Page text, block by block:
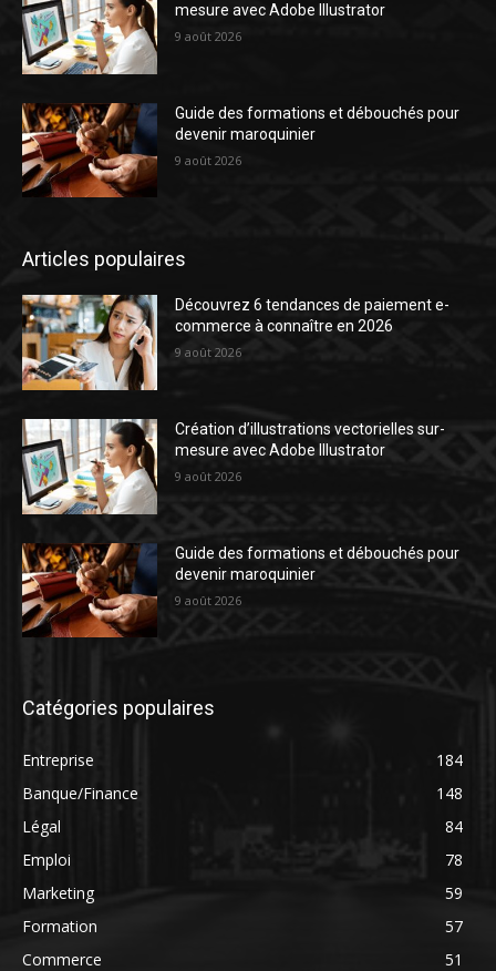
mesure avec Adobe Illustrator
9 août 2026
Guide des formations et débouchés pour
devenir maroquinier
9 août 2026
Articles populaires
Découvrez 6 tendances de paiement e-
commerce à connaître en 2026
9 août 2026
Création d’illustrations vectorielles sur-
mesure avec Adobe Illustrator
9 août 2026
Guide des formations et débouchés pour
devenir maroquinier
9 août 2026
Catégories populaires
Entreprise
184
Banque/Finance
148
Légal
84
Emploi
78
Marketing
59
Formation
57
Commerce
51